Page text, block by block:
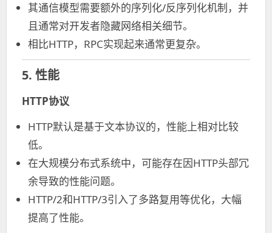
其通信模型需要额外的序列化/反序列化机制，并
且通常对开发者隐藏网络相关细节。
相比HTTP，RPC实现起来通常更复杂。
5. 性能
HTTP协议
HTTP默认是基于文本协议的，性能上相对比较
低。
在大规模分布式系统中，可能存在因HTTP头部冗
余导致的性能问题。
HTTP/2和HTTP/3引入了多路复用等优化，大幅
提高了性能。